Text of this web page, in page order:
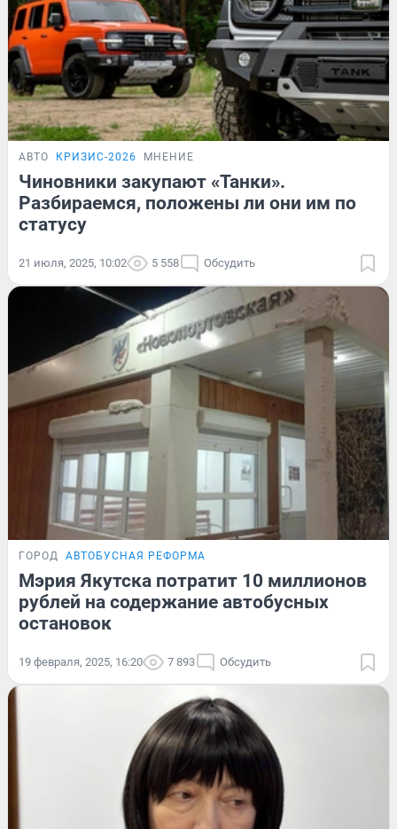
АВТО КРИЗИС-2026 МНЕНИЕ
Чиновники закупают «Танки».
Разбираемся, положены ли они им по
статусу
21 июля, 2025, 10:02 5 558 Обсудить
ГОРОД АВТОБУСНАЯ РЕФОРМА
Мэрия Якутска потратит 10 миллионов
рублей на содержание автобусных
остановок
19 февраля, 2025, 16:20 7 893 Обсудить